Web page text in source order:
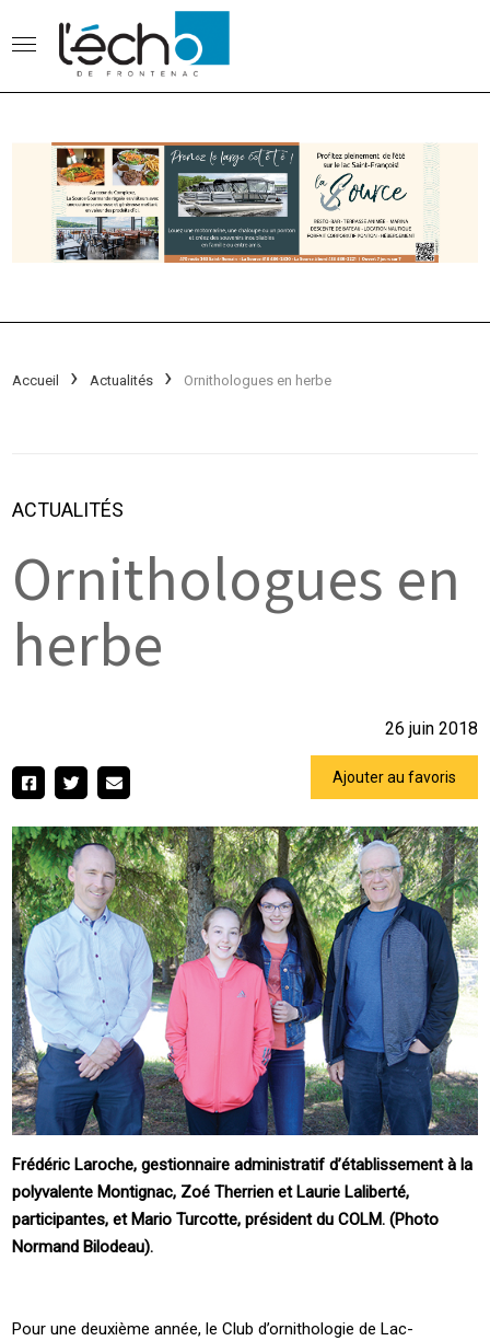
Accueil Actualités Ornithologues en herbe
ACTUALITÉS
Ornithologues en
herbe
26 juin 2018
Ajouter au favoris
Frédéric Laroche, gestionnaire administratif d’établissement à la
polyvalente Montignac, Zoé Therrien et Laurie Laliberté,
participantes, et Mario Turcotte, président du COLM. (Photo
Normand Bilodeau).
Pour une deuxième année, le Club d’ornithologie de Lac-